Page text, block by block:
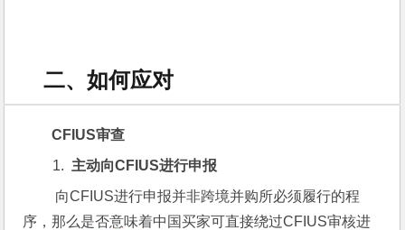
二、如何应对
CFIUS审查
主动向CFIUS进行申报
序，那么是否意味着中国买家可直接绕过CFIUS审核进